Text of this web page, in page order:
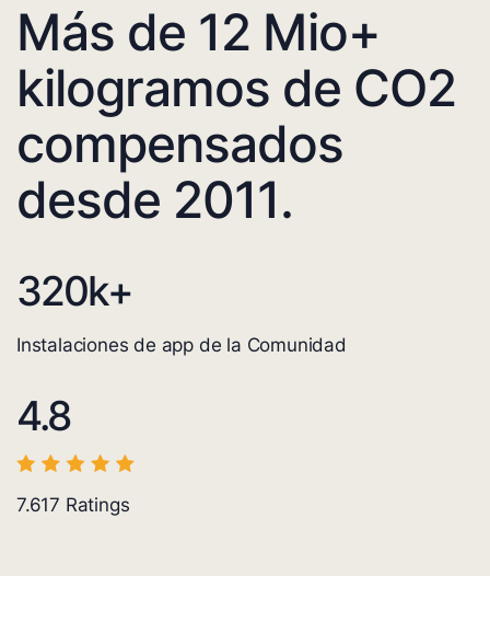
Más de 12 Mio+
kilogramos de CO2
compensados
desde 2011.
320k+
Instalaciones de app de la Comunidad
4.8
7.617 Ratings